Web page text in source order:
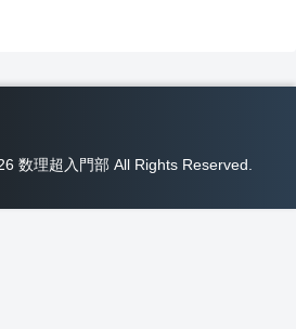
数理超入門部 All Rights Reserved.